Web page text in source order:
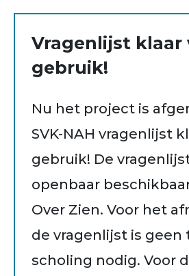
Vragenlijst klaar
gebruik!
Nu het project is
SVK-NAH vragenlijst
gebruik! De
openbaar
Over Zien. Voor het
de vragenlijst is geen
scholing nodig. Voor